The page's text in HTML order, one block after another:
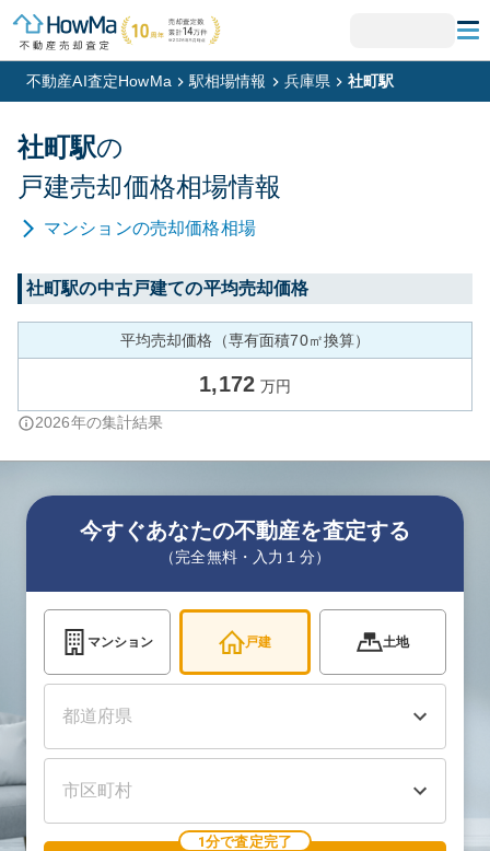
不動産AI査定HowMa 駅相場情報 兵庫県 社町駅
社町駅の
戸建売却価格相場情報
マンションの売却価格相場
社町駅の中古戸建ての平均売却価格
平均売却価格（専有面積70㎡換算）
1,172 万円
2026年の集計結果
今すぐあなたの不動産を査定する
（完全無料・入力１分）
マンション 戸建 土地
1分で査定完了